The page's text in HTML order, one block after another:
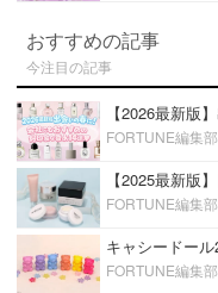
おすすめの記事
今注目の記事
FORTUNE編集部
FORTUNE編集部
FORTUNE編集部